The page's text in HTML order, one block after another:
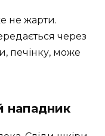
не жарти.
через
печінку, може
нападник